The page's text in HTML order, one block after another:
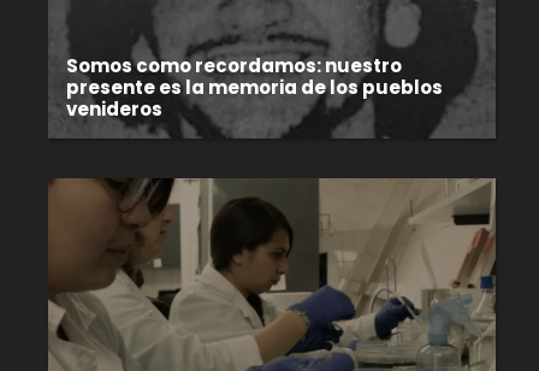
Somos como recordamos: nuestro
presente es la memoria de los pueblos
venideros